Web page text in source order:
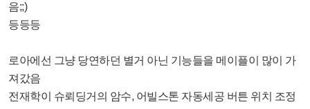
음;;)
등등등
로아에선 그냥 당연하던 별거 아닌 기능들을 메이플이 많이 가
져갔음
전재학이 슈뢰딩거의 암수, 어빌스톤 자동세공 버튼 위치 조정